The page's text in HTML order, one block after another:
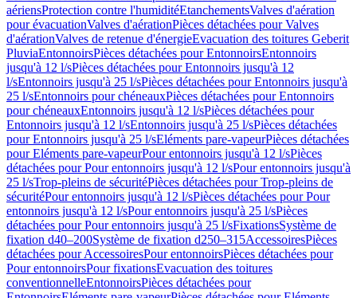
aériensProtection contre l'humiditéEtanchementsValves d'aération
pour évacuationValves d'aérationPièces détachées pour Valves
d'aérationValves de retenue d'énergieEvacuation des toitures Geberit
PluviaEntonnoirsPièces détachées pour EntonnoirsEntonnoirs
jusqu'à 12 l/sPièces détachées pour Entonnoirs jusqu'à 12
l/sEntonnoirs jusqu'à 25 l/sPièces détachées pour Entonnoirs jusqu'à
25 l/sEntonnoirs pour chéneauxPièces détachées pour Entonnoirs
pour chéneauxEntonnoirs jusqu'à 12 l/sPièces détachées pour
Entonnoirs jusqu'à 12 l/sEntonnoirs jusqu'à 25 l/sPièces détachées
pour Entonnoirs jusqu'à 25 l/sEléments pare-vapeurPièces détachées
pour Eléments pare-vapeurPour entonnoirs jusqu'à 12 l/sPièces
détachées pour Pour entonnoirs jusqu'à 12 l/sPour entonnoirs jusqu'à
25 l/sTrop-pleins de sécuritéPièces détachées pour Trop-pleins de
sécuritéPour entonnoirs jusqu'à 12 l/sPièces détachées pour Pour
entonnoirs jusqu'à 12 l/sPour entonnoirs jusqu'à 25 l/sPièces
détachées pour Pour entonnoirs jusqu'à 25 l/sFixationsSystème de
fixation d40–200Système de fixation d250–315AccessoiresPièces
détachées pour AccessoiresPour entonnoirsPièces détachées pour
Pour entonnoirsPour fixationsEvacuation des toitures
conventionnelleEntonnoirsPièces détachées pour